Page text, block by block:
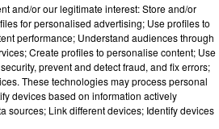
RÊVE DU
» INVESTIT LES
3...
and/or our legitimate interest: Store and/or
for personalised advertising; Use profiles to
performance; Understand audiences through
Create profiles to personalise content; Use
prevent and detect fraud, and fix errors;
These technologies may process personal
devices based on information actively
sources; Link different devices; Identify devices